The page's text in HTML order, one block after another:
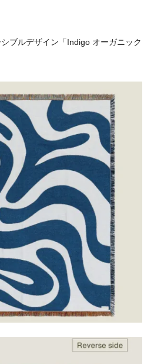
ブルデザイン「Indigo オーガニック